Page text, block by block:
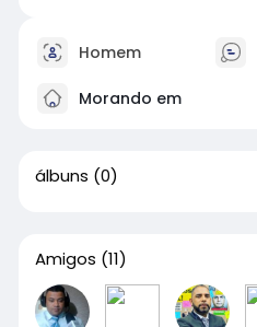
Homem
Morando em
álbuns (0)
Amigos (11)